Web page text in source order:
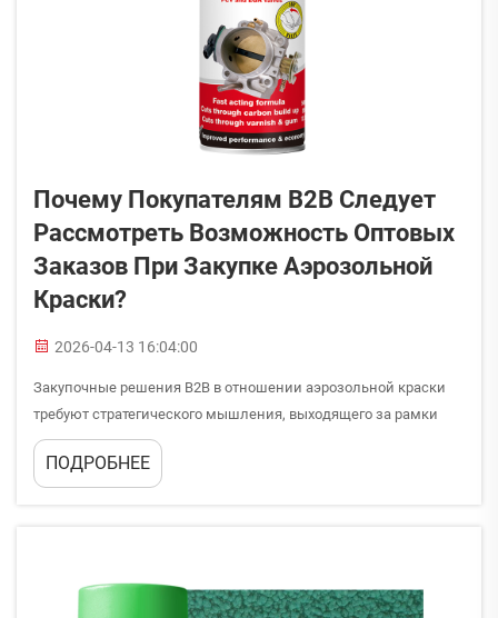
Почему Покупателям B2B Следует
Рассмотреть Возможность Оптовых
Заказов При Закупке Аэрозольной
Краски?
2026-04-13 16:04:00
Закупочные решения B2B в отношении аэрозольной краски
требуют стратегического мышления, выходящего за рамки
простого расчёта цены за единицу. Когда компаниям
требуются надёжные лакокрасочные решения для
ПОДРОБНЕЕ